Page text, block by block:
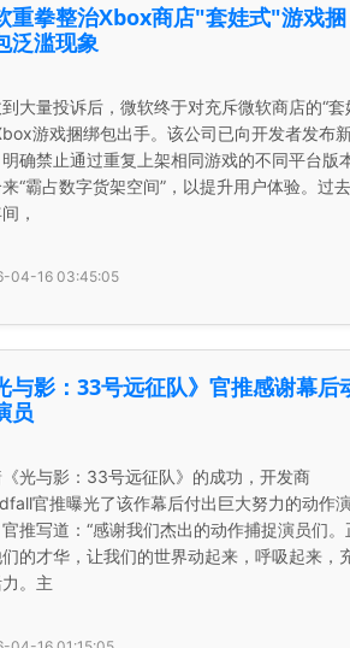
重拳整治Xbox商店"套娃式"游戏捆
泛滥现象
大量投诉后，微软终于对充斥微软商店的“套
游戏捆绑包出手。该公司已向开发者发布
确禁止通过重复上架相同游戏的不同平台版
“霸占数字货架空间”，以提升用户体验。过去
，
04-16 03:45:05
与影：33号远征队》官推感谢幕后
员
光与影：33号远征队》的成功，开发商
官推曝光了该作幕后付出巨大努力的动作
官推写道：“感谢我们杰出的动作捕捉演员们。
的才华，让我们的世界动起来，呼吸起来，
。主